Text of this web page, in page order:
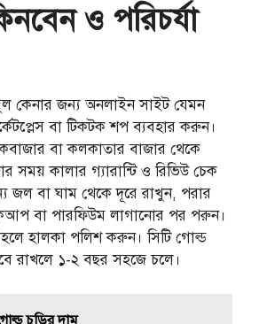
ও পরিচর্যা
কেনার জন্য অনলাইন সাইট যেমন
বা টিকটক শপ ব্যবহার করুন।
বা কলকাতার বাজার থেকে
সময় কালার গ্যারান্টি ও রিভিউ চেক
জল বা ঘাম থেকে দূরে রাখুন, পরার
বা পারফিউম লাগানোর পর পরুন।
হালকা পলিশ করুন। সিটি গোল্ড
রাখলে ১-২ বছর সহজে চলে।
চুড়ির দাম